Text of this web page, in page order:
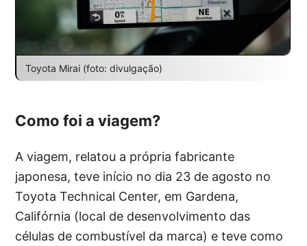
Toyota Mirai (foto: divulgação)
Como foi a viagem?
A viagem, relatou a própria fabricante
japonesa, teve início no dia 23 de agosto no
Toyota Technical Center, em Gardena,
Califórnia (local de desenvolvimento das
células de combustível da marca) e teve como